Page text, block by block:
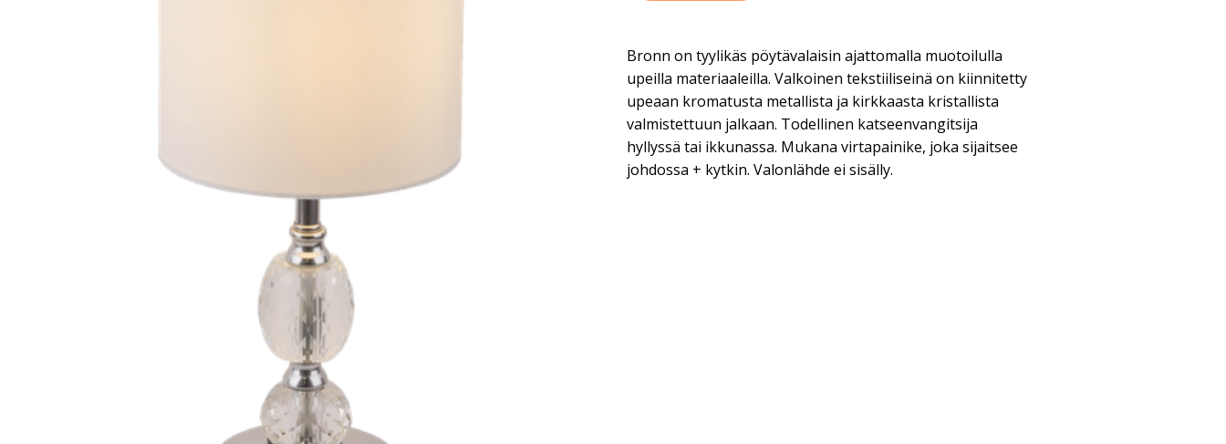
Bronn on tyylikäs pöytävalaisin ajattomalla muotoilulla
upeilla materiaaleilla. Valkoinen tekstiiliseinä on kiinnitetty
upeaan kromatusta metallista ja kirkkaasta kristallista
valmistettuun jalkaan. Todellinen katseenvangitsija
hyllyssä tai ikkunassa. Mukana virtapainike, joka sijaitsee
johdossa + kytkin. Valonlähde ei sisälly.